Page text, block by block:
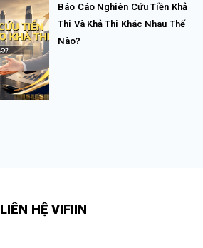
Báo Cáo Nghiên Cứu Tiền Khả
Thi Và Khả Thi Khác Nhau Thế
Nào?
LIÊN HỆ VIFIIN